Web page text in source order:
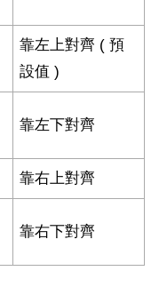
靠左上對齊 ( 預
設值 )
靠左下對齊
靠右上對齊
靠右下對齊